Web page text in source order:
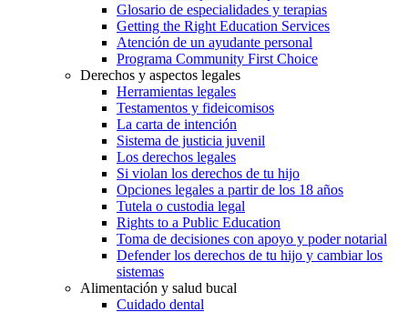
Glosario de especialidades y terapias
Getting the Right Education Services
Atención de un ayudante personal
Programa Community First Choice
Derechos y aspectos legales
Herramientas legales
Testamentos y fideicomisos
La carta de intención
Sistema de justicia juvenil
Los derechos legales
Si violan los derechos de tu hijo
Opciones legales a partir de los 18 años
Tutela o custodia legal
Rights to a Public Education
Toma de decisiones con apoyo y poder notarial
Defender los derechos de tu hijo y cambiar los
sistemas
Alimentación y salud bucal
Cuidado dental